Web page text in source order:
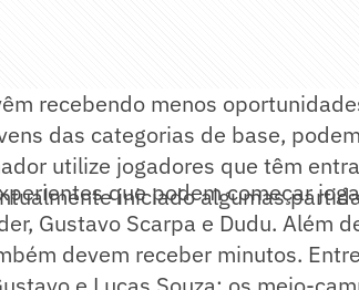
recebendo menos
das categorias de base,
utilize jogadores que têm
iniciado algumas
que podem começar
Gustavo Scarpa e Dudu. Além
devem receber minutos.